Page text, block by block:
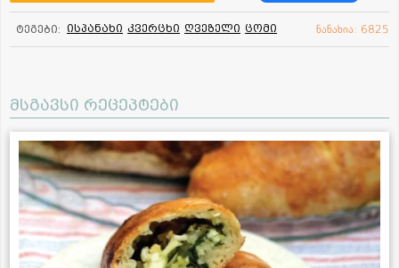
ტეგები: ისპანახი კვერცხი ღვეზელი ცომი ნანახია: 6825
მსგავსი რეცეპტები